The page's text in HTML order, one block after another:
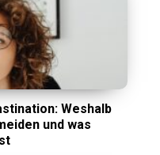
Weshalb
und was